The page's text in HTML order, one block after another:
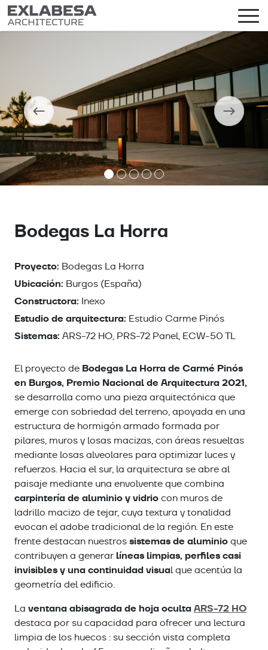
Bodegas La Horra
Proyecto: Bodegas La Horra
Ubicación: Burgos (España)
Constructora: Inexo
Estudio de arquitectura: Estudio Carme Pinós
Sistemas: ARS-72 HO, PRS-72 Panel, ECW-50 TL
El proyecto de Bodegas La Horra de Carmé Pinós
en Burgos, Premio Nacional de Arquitectura 2021,
se desarrolla como una pieza arquitectónica que
emerge con sobriedad del terreno, apoyada en una
estructura de hormigón armado formada por
pilares, muros y losas macizas, con áreas resueltas
mediante losas alveolares para optimizar luces y
refuerzos. Hacia el sur, la arquitectura se abre al
paisaje mediante una envolvente que combina
carpintería de aluminio y vidriocon muros de
ladrillo macizo de tejar, cuya textura y tonalidad
evocan el adobe tradicional de la región. En este
frente destacan nuestrossistemas de aluminioque
contribuyen a generarlíneas limpias, perfiles casi
invisibles y una continuidad visual que acentúa la
geometría del edificio.
La ventana abisagrada de hoja ocultaARS-72 HO
destaca por su capacidad para ofrecer una lectura
limpia de los huecos : su sección vista completa